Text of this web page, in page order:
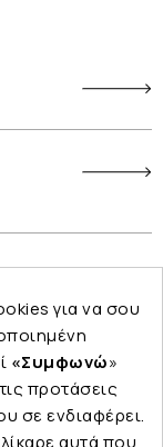
για να σου
«Συμφωνώ»
προτάσεις
σε ενδιαφέρει.
αυτά που